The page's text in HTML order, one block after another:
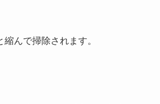
縮んで掃除されます。